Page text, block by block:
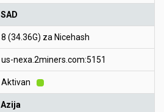
SAD
8 (34.36G) za Nicehash
us-nexa.2miners.com:5151
Aktivan
Azija